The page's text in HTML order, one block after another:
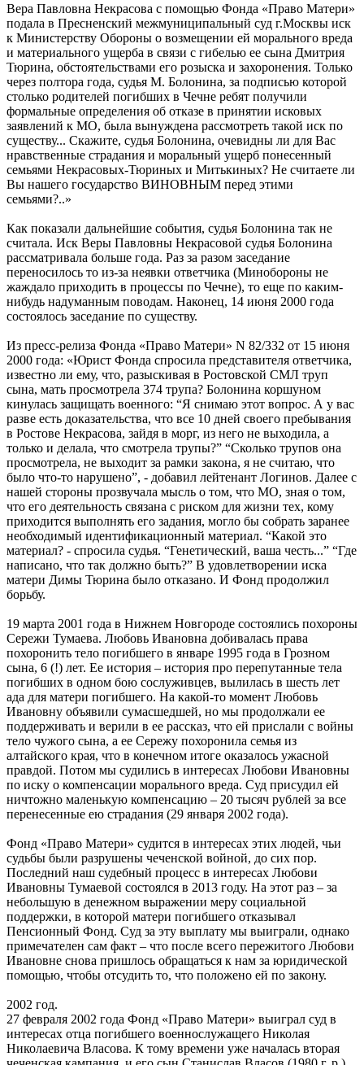
Вера Павловна Некрасова с помощью Фонда «Право Матери»
подала в Пресненский межмуниципальный суд г.Москвы иск
к Министерству Обороны о возмещении ей морального вреда
и материального ущерба в связи с гибелью ее сына Дмитрия
Тюрина, обстоятельствами его розыска и захоронения. Только
через полтора года, судья М. Болонина, за подписью которой
столько родителей погибших в Чечне ребят получили
формальные определения об отказе в принятии исковых
заявлений к МО, была вынуждена рассмотреть такой иск по
существу... Скажите, судья Болонина, очевидны ли для Вас
нравственные страдания и моральный ущерб понесенный
семьями Некрасовых-Тюриных и Митькиных? Не считаете ли
Вы нашего государство ВИНОВНЫМ перед этими
семьями?..»
Как показали дальнейшие события, судья Болонина так не
считала. Иск Веры Павловны Некрасовой судья Болонина
рассматривала больше года. Раз за разом заседание
переносилось то из-за неявки ответчика (Минобороны не
жаждало приходить в процессы по Чечне), то еще по каким-
нибудь надуманным поводам. Наконец, 14 июня 2000 года
состоялось заседание по существу.
Из пресс-релиза Фонда «Право Матери» N 82/332 от 15 июня
2000 года: «Юрист Фонда спросила представителя ответчика,
известно ли ему, что, разыскивая в Ростовской СМЛ труп
сына, мать просмотрела 374 трупа? Болонина коршуном
кинулась защищать военного: “Я снимаю этот вопрос. А у вас
разве есть доказательства, что все 10 дней своего пребывания
в Ростове Некрасова, зайдя в морг, из него не выходила, а
только и делала, что смотрела трупы?” “Сколько трупов она
просмотрела, не выходит за рамки закона, я не считаю, что
было что-то нарушено”, - добавил лейтенант Логинов. Далее с
нашей стороны прозвучала мысль о том, что МО, зная о том,
что его деятельность связана с риском для жизни тех, кому
приходится выполнять его задания, могло бы собрать заранее
необходимый идентификационный материал. “Какой это
материал? - спросила судья. “Генетический, ваша честь...” “Где
написано, что так должно быть?” В удовлетворении иска
матери Димы Тюрина было отказано. И Фонд продолжил
борьбу.
19 марта 2001 года в Нижнем Новгороде состоялись похороны
Сережи Тумаева. Любовь Ивановна добивалась права
похоронить тело погибшего в январе 1995 года в Грозном
сына, 6 (!) лет. Ее история – история про перепутанные тела
погибших в одном бою сослуживцев, вылилась в шесть лет
ада для матери погибшего. На какой-то момент Любовь
Ивановну объявили сумасшедшей, но мы продолжали ее
поддерживать и верили в ее рассказ, что ей прислали с войны
тело чужого сына, а ее Сережу похоронила семья из
алтайского края, что в конечном итоге оказалось ужасной
правдой. Потом мы судились в интересах Любови Ивановны
по иску о компенсации морального вреда. Суд присудил ей
ничтожно маленькую компенсацию – 20 тысяч рублей за все
перенесенные ею страдания (29 января 2002 года).
Фонд «Право Матери» судится в интересах этих людей, чьи
судьбы были разрушены чеченской войной, до сих пор.
Последний наш судебный процесс в интересах Любови
Ивановны Тумаевой состоялся в 2013 году. На этот раз – за
небольшую в денежном выражении меру социальной
поддержки, в которой матери погибшего отказывал
Пенсионный Фонд. Суд за эту выплату мы выиграли, однако
примечателен сам факт – что после всего пережитого Любови
Ивановне снова пришлось обращаться к нам за юридической
помощью, чтобы отсудить то, что положено ей по закону.
2002 год.
27 февраля 2002 года Фонд «Право Матери» выиграл суд в
интересах отца погибшего военнослужащего Николая
Николаевича Власова. К тому времени уже началась вторая